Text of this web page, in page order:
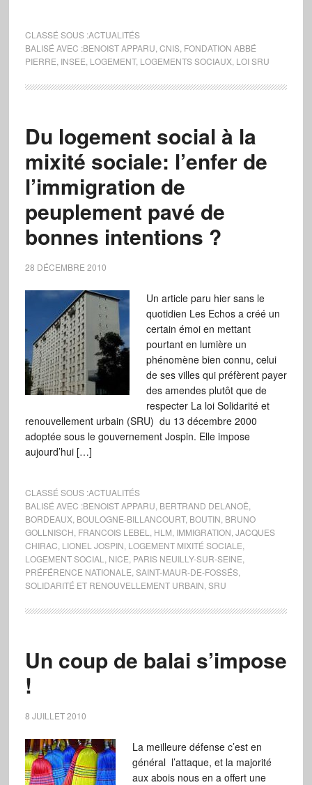
CLASSÉ SOUS :ACTUALITÉS
BALISÉ AVEC :BENOIST APPARU CNIS, FONDATION ABBÉ
PIERRE INSEE LOGEMENT, LOGEMENTS SOCIAUX, LOI SRU
Du logement social à la
mixité sociale: l’enfer de
l’immigration de
peuplement pavé de
bonnes intentions ?
28 DÉCEMBRE 2010
Un article paru hier sans le
quotidien Les Echos a créé un
certain émoi en mettant
pourtant en lumière un
phénomène bien connu, celui
de ses villes qui préfèrent payer
des amendes plutôt que de
respecter La loi Solidarité et
renouvellement urbain (SRU) du 13 décembre 2000
adoptée sous le gouvernement Jospin. Elle impose
aujourd’hui […]
CLASSÉ SOUS :ACTUALITÉS
BALISÉ AVEC :BENOIST APPARU BERTRAND DELANOË
BORDEAUX, BOULOGNE-BILLANCOURT, BOUTIN BRUNO
GOLLNISCH FRANCOIS LEBEL HLM IMMIGRATION JACQUES
CHIRAC LIONEL JOSPIN LOGEMENT MIXITÉ SOCIALE
LOGEMENT SOCIAL
NICE PARIS NEUILLY-SUR-SEINE
PRÉFÉRENCE NATIONALE SAINT-MAUR-DE-FOSSÉS,
SOLIDARITÉ ET RENOUVELLEMENT URBAIN SRU
Un coup de balai s’impose
!
8 JUILLET 2010
La meilleure défense c’est en
général l’attaque, et la majorité
aux abois nous en a offert une